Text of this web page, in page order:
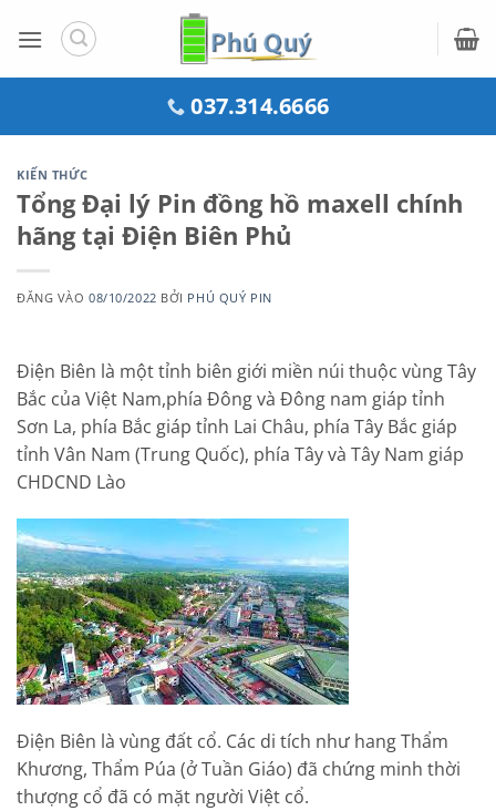
qua
037.314.6666
KIẾN THỨC
Tổng Đại lý Pin đồng hồ maxell chính
hãng tại Điện Biên Phủ
ĐĂNG VÀO08/10/2022 BỞI PHÚ QUÝ PIN
Điện Biên là một tỉnh biên giới miền núi thuộc vùng Tây
Bắc của Việt Nam,phía Đông và Đông nam giáp tỉnh
Sơn La, phía Bắc giáp tỉnh Lai Châu, phía Tây Bắc giáp
tỉnh Vân Nam (Trung Quốc), phía Tây và Tây Nam giáp
CHDCND Lào
Điện Biên là vùng đất cổ. Các di tích như hang Thẩm
Khương, Thẩm Púa (ở Tuần Giáo) đã chứng minh thời
thượng cổ đã có mặt người Việt cổ.